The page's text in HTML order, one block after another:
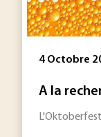
4 Octobre
A la